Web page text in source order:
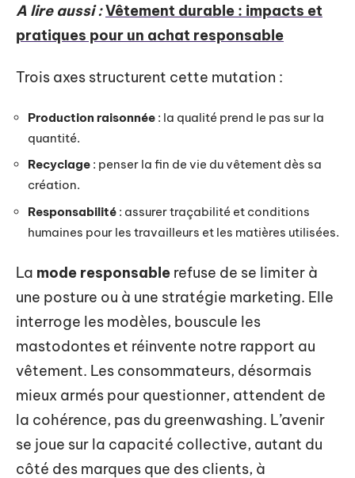
A lire aussi :Vêtement durable : impacts et
pratiques pour un achat responsable
Trois axes structurent cette mutation :
Production raisonnée : la qualité prend le pas sur la
quantité.
Recyclage : penser la fin de vie du vêtement dès sa
création.
Responsabilité : assurer traçabilité et conditions
humaines pour les travailleurs et les matières utilisées.
La mode responsable refuse de se limiter à
une posture ou à une stratégie marketing. Elle
interroge les modèles, bouscule les
mastodontes et réinvente notre rapport au
vêtement. Les consommateurs, désormais
mieux armés pour questionner, attendent de
la cohérence, pas du greenwashing. L’avenir
se joue sur la capacité collective, autant du
côté des marques que des clients, à